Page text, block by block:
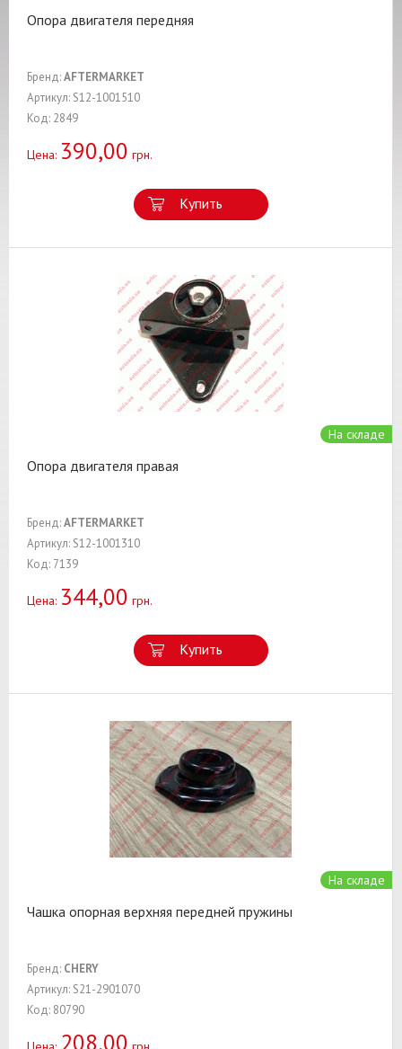
Опора двигателя передняя
Бренд:AFTERMARKET
Артикул: S12-1001510
Код: 2849
Цена: 390,00 грн.
Купить
На складе
Опора двигателя правая
Бренд:AFTERMARKET
Артикул: S12-1001310
Код: 7139
Цена: 344,00 грн.
Купить
На складе
Чашка опорная верхняя передней пружины
Бренд: CHERY
Артикул: S21-2901070
Код: 80790
208,00